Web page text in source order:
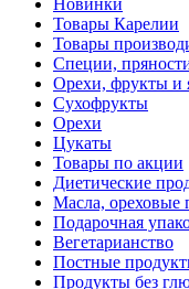
Товары Карелии
Товары
Специи,
Орехи, фрукты и
Сухофрукты
Орехи
Цукаты
Товары по акции
Диетические
Масла, ореховые
Подарочная
Вегетарианство
Постные
Продукты без